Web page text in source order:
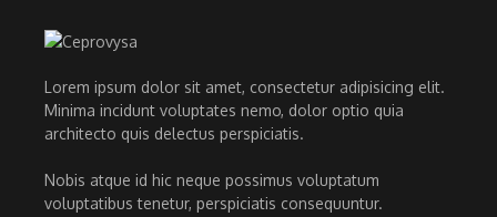
Lorem ipsum dolor sit amet, consectetur adipisicing elit.
Minima incidunt voluptates nemo, dolor optio quia
architecto quis delectus perspiciatis.
Nobis atque id hic neque possimus voluptatum
voluptatibus tenetur, perspiciatis consequuntur.